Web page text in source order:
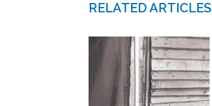
RELATED ARTICLES